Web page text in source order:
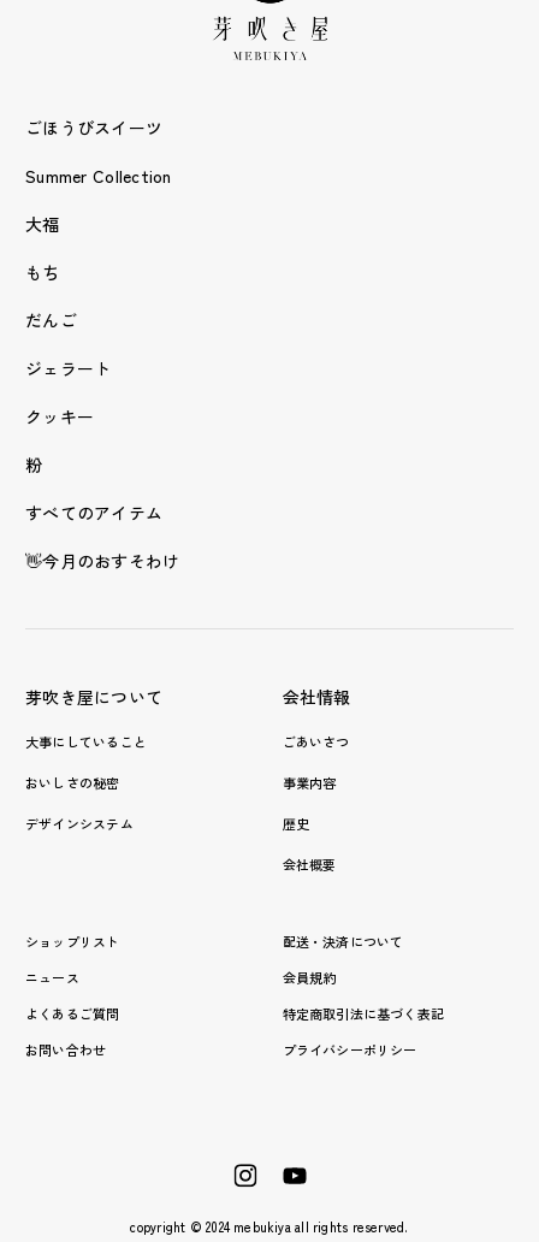
ごほうびスイーツ
Summer Collection
大福
もち
だんご
ジェラート
クッキー
粉
すべてのアイテム
👋今月のおすそわけ
芽吹き屋について
大事にしていること
おいしさの秘密
デザインシステム
会社情報
ごあいさつ
事業内容
歴史
会社概要
ショップリスト
ニュース
よくあるご質問
お問い合わせ
配送・決済について
会員規約
特定商取引法に基づく表記
プライバシーポリシー
copyright © 2024 mebukiya all rights reserved.